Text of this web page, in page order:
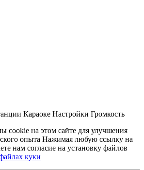
Караоке Настройки Громкость
cookie на этом сайте для улучшения
опыта Нажимая любую ссылку на
нам согласие на установку файлов
куки